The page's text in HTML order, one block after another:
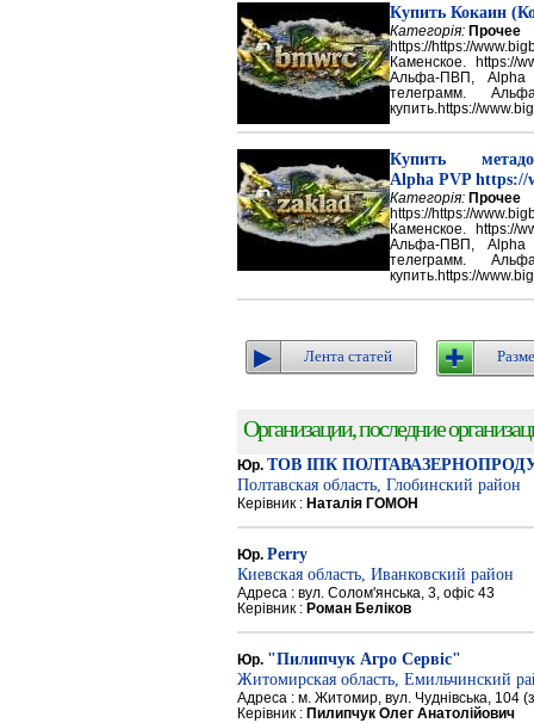
Купить Кокаин
Категорія: Прочее
https://https://
Каменское. https://
Альфа-ПВП, Alpha
телеграмм.
купить.https://
Купить
Alpha PVP https://
Категорія: Прочее
https://https://
Каменское. https://
Альфа-ПВП, Alpha
телеграмм.
купить.https://
Лента статей
Организации, последние
Юр. ТОВ ІПК
Полтавская область, Глобинский район
Керівник : Наталія ГОМОН
Юр. Perry
Киевская область, Иванковский район
Адреса : вул. Солом'янська, 3, офіс 43
Керівник : Роман Беліков
Юр. "Пилипчук Агро Сервіс"
Житомирская область, Емильчинский
Адреса : м. Житомир, вул. Чуднівська, 104
Керівник : Пилипчук Олег Анатолійович